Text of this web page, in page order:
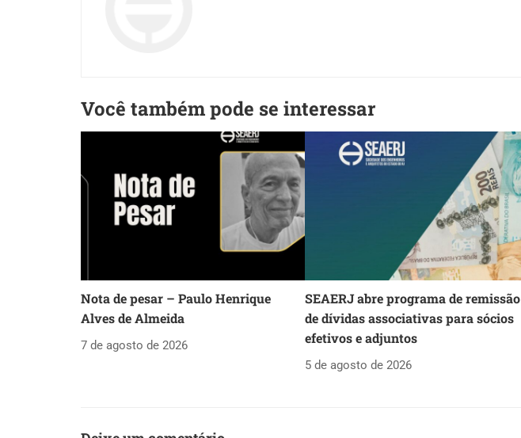
Você também pode se interessar
Nota de pesar – Paulo Henrique
Alves de Almeida
7 de agosto de 2026
SEAERJ abre programa de remissão
de dívidas associativas para sócios
efetivos e adjuntos
5 de agosto de 2026